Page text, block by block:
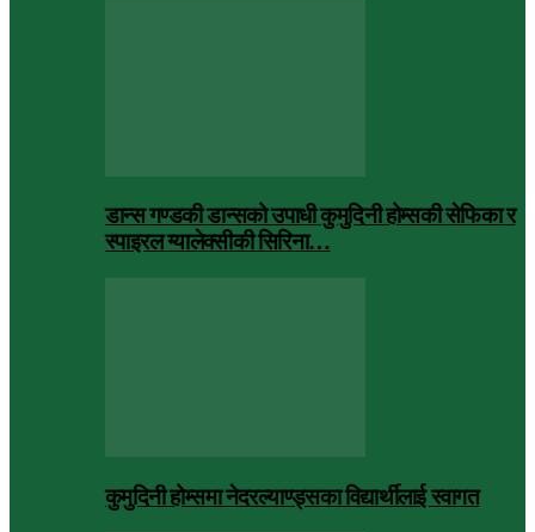
डान्स गण्डकी डान्सको उपाधी कुमुदिनी होम्सकी सेफिका र
स्पाइरल ग्यालेक्सीकी सिरिना…
कुमुदिनी होम्समा नेदरल्याण्ड्सका विद्यार्थीलाई स्वागत